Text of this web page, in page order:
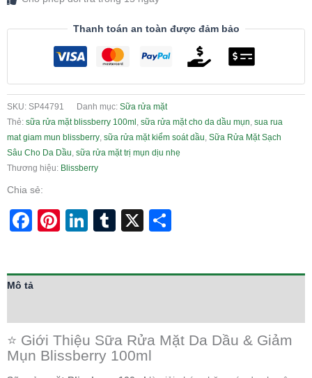
Thanh toán an toàn được đảm bảo
SKU: SP44791 Danh mục: Sữa rửa mặt
Thẻ: sữa rửa mặt blissberry 100ml , sữa rửa mặt cho da dầu mụn, sua rua
mat giam mun blissberry, sữa rửa mặt kiểm soát dầu, Sữa Rửa Mặt Sạch
Sâu Cho Da Dầu, sữa rửa mặt trị mụn dịu nhẹ
Thương hiệu: Blissberry
Chia sẻ:
Facebook
Pinterest
LinkedIn
Tumblr
X
Mô tả
⭐ Giới Thiệu Sữa Rửa Mặt Da Dầu & Giảm
Mụn Blissberry 100ml